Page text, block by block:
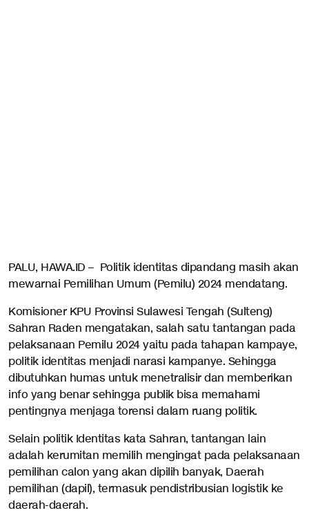
PALU, HAWA.ID – Politik identitas dipandang masih akan
mewarnai Pemilihan Umum (Pemilu) 2024 mendatang.
Komisioner KPU Provinsi Sulawesi Tengah (Sulteng)
Sahran Raden mengatakan, salah satu tantangan pada
pelaksanaan Pemilu 2024 yaitu pada tahapan kampaye,
politik identitas menjadi narasi kampanye. Sehingga
dibutuhkan humas untuk menetralisir dan memberikan
info yang benar sehingga publik bisa memahami
pentingnya menjaga torensi dalam ruang politik.
Selain politik Identitas kata Sahran, tantangan lain
adalah kerumitan memilih mengingat pada pelaksanaan
pemilihan calon yang akan dipilih banyak, Daerah
pemilihan (dapil), termasuk pendistribusian logistik ke
daerah-daerah.